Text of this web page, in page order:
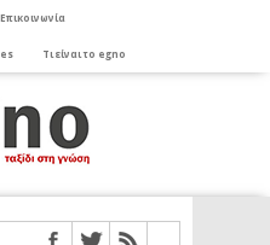
Επικοινωνία
Τι είναι το egno